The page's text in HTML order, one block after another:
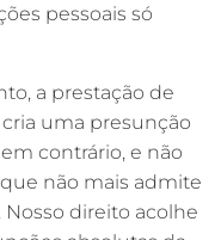
pessoais só
a prestação de
uma presunção
contrário, e não
não mais admite
direito acolhe